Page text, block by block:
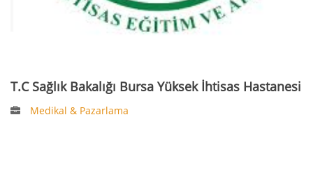
T.C Sağlık Bakalığı Bursa Yüksek İhtisas Hastanesi
Medikal & Pazarlama